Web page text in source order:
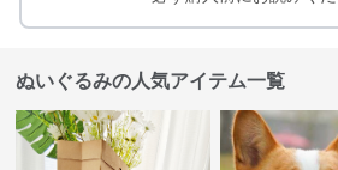
ぬいぐるみの人気アイテム一覧